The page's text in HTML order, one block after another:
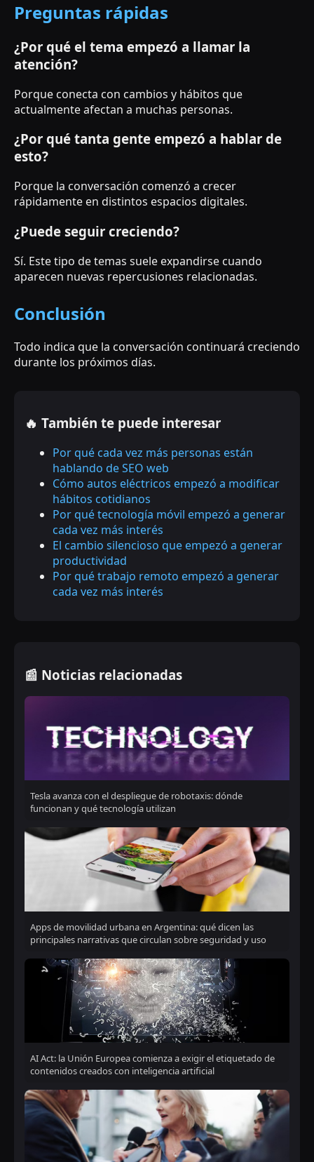
Preguntas rápidas
¿Por qué el tema empezó a llamar la
atención?
Porque conecta con cambios y hábitos que
actualmente afectan a muchas personas.
¿Por qué tanta gente empezó a hablar de
esto?
Porque la conversación comenzó a crecer
rápidamente en distintos espacios digitales.
¿Puede seguir creciendo?
Sí. Este tipo de temas suele expandirse cuando
aparecen nuevas repercusiones relacionadas.
Conclusión
Todo indica que la conversación continuará creciendo
durante los próximos días.
🔥 También te puede interesar
Por qué cada vez más personas están
hablando de SEO web
Cómo autos eléctricos empezó a modificar
hábitos cotidianos
Por qué tecnología móvil empezó a generar
cada vez más interés
El cambio silencioso que empezó a generar
productividad
Por qué trabajo remoto empezó a generar
cada vez más interés
📰 Noticias relacionadas
Tesla avanza con el despliegue de robotaxis: dónde
funcionan y qué tecnología utilizan
Apps de movilidad urbana en Argentina: qué dicen las
principales narrativas que circulan sobre seguridad y uso
AI Act: la Unión Europea comienza a exigir el etiquetado de
contenidos creados con inteligencia artificial